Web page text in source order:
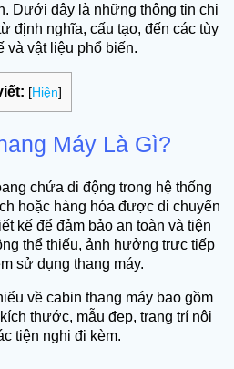
Dưới đây là những thông tin chi
định nghĩa, cấu tạo, đến các tùy
và vật liệu phổ biến.
[Hiện]
Máy Là Gì?
chứa di động trong hệ thống
hoặc hàng hóa được di chuyển
kế để đảm bảo an toàn và tiện
thể thiếu, ảnh hưởng trực tiếp
sử dụng thang máy.
về cabin thang máy bao gồm
thước, mẫu đẹp, trang trí nội
tiện nghi đi kèm.